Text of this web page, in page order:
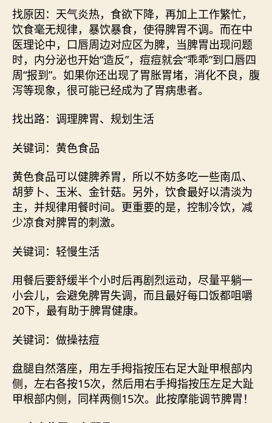
找原因：天气炎热，食欲下降，再加上工作繁忙，
饮食毫无规律，暴饮暴食，使得脾胃不调。而在中
医理论中，口唇周边对应区为脾，当脾胃出现问题
时，内分泌也开始“造反”，痘痘就会“乖乖”到口唇四
周“报到”。如果你还出现了胃胀胃堵，消化不良，腹
泻等现象，很可能已经成为了胃病患者。
找出路：调理脾胃、规划生活
关键词：黄色食品
黄色食品可以健脾养胃，所以不妨多吃一些南瓜、
胡萝卜、玉米、金针菇。另外，饮食最好以清淡为
主，并规律用餐时间。更重要的是，控制冷饮，减
少凉食对脾胃的刺激。
关键词：轻慢生活
用餐后要舒缓半个小时后再剧烈运动，尽量平躺一
小会儿，会避免脾胃失调，而且最好每口饭都咀嚼
20下，最有助于脾胃健康。
关键词：做操祛痘
盘腿自然落座，用左手拇指按压右足大趾甲根部内
侧，左右各按15次，然后用右手拇指按压左足大趾
甲根部内侧，同样两侧15次。此按摩能调节脾胃！